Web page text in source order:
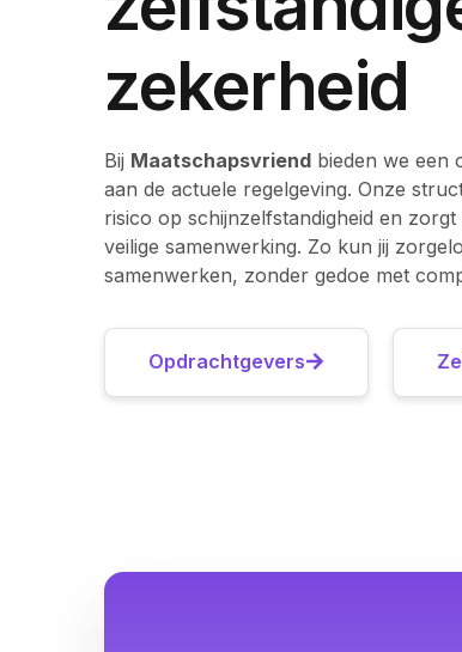
zekerheid
Bij Maatschapsvriend bieden we een
aan de actuele regelgeving. Onze
risico op schijnzelfstandigheid en
veilige samenwerking. Zo kun jij
samenwerken, zonder gedoe met
Opdrachtgevers